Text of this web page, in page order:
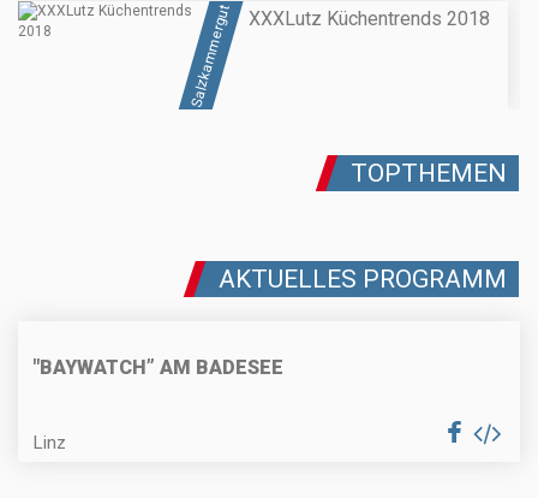
Salzkammergut XXXLutz Küchentrends 2018
TOPTHEMEN
AKTUELLES PROGRAMM
"BAYWATCH” AM BADESEE
Linz